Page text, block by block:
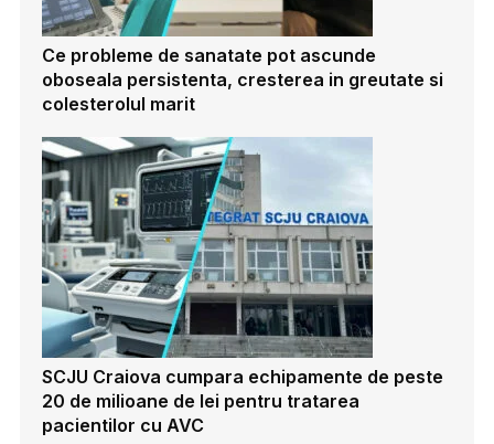
Ce probleme de sanatate pot ascunde
oboseala persistenta, cresterea in greutate si
colesterolul marit
SCJU Craiova cumpara echipamente de peste
20 de milioane de lei pentru tratarea
pacientilor cu AVC